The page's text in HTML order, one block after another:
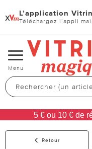
x L’application
Téléchargez l’appli
Changer
de
navigation
Menu
5 € ou 10 € de
Retour